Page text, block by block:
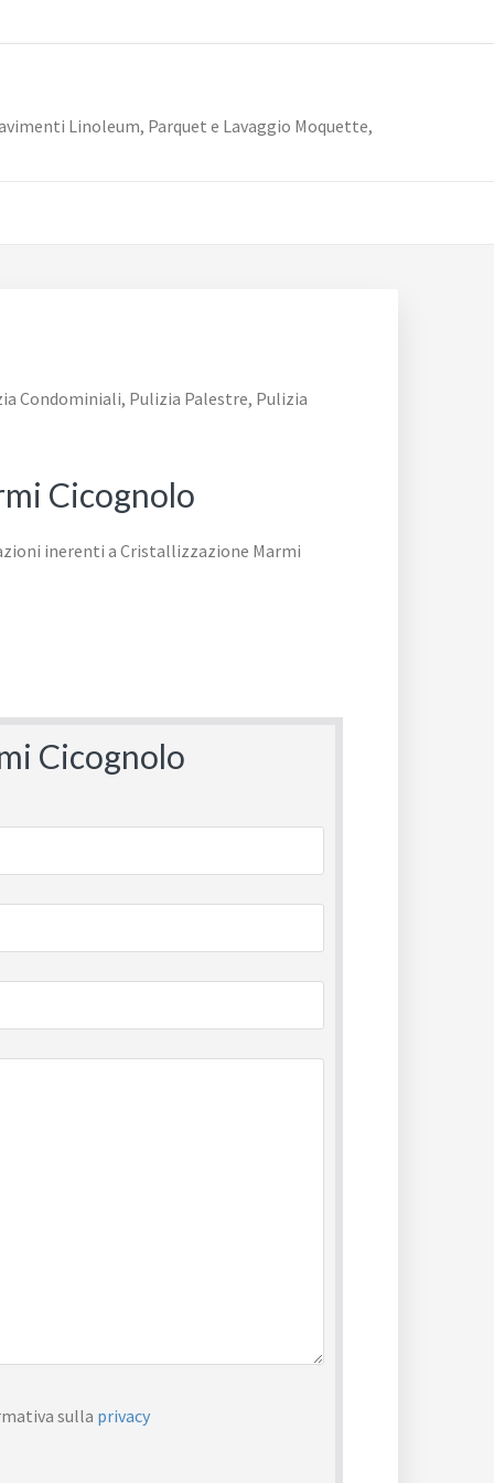
Linoleum, Parquet e Lavaggio Moquette,
Condominiali, Pulizia Palestre, Pulizia
Cicognolo
Cicognolo
sulla privacy